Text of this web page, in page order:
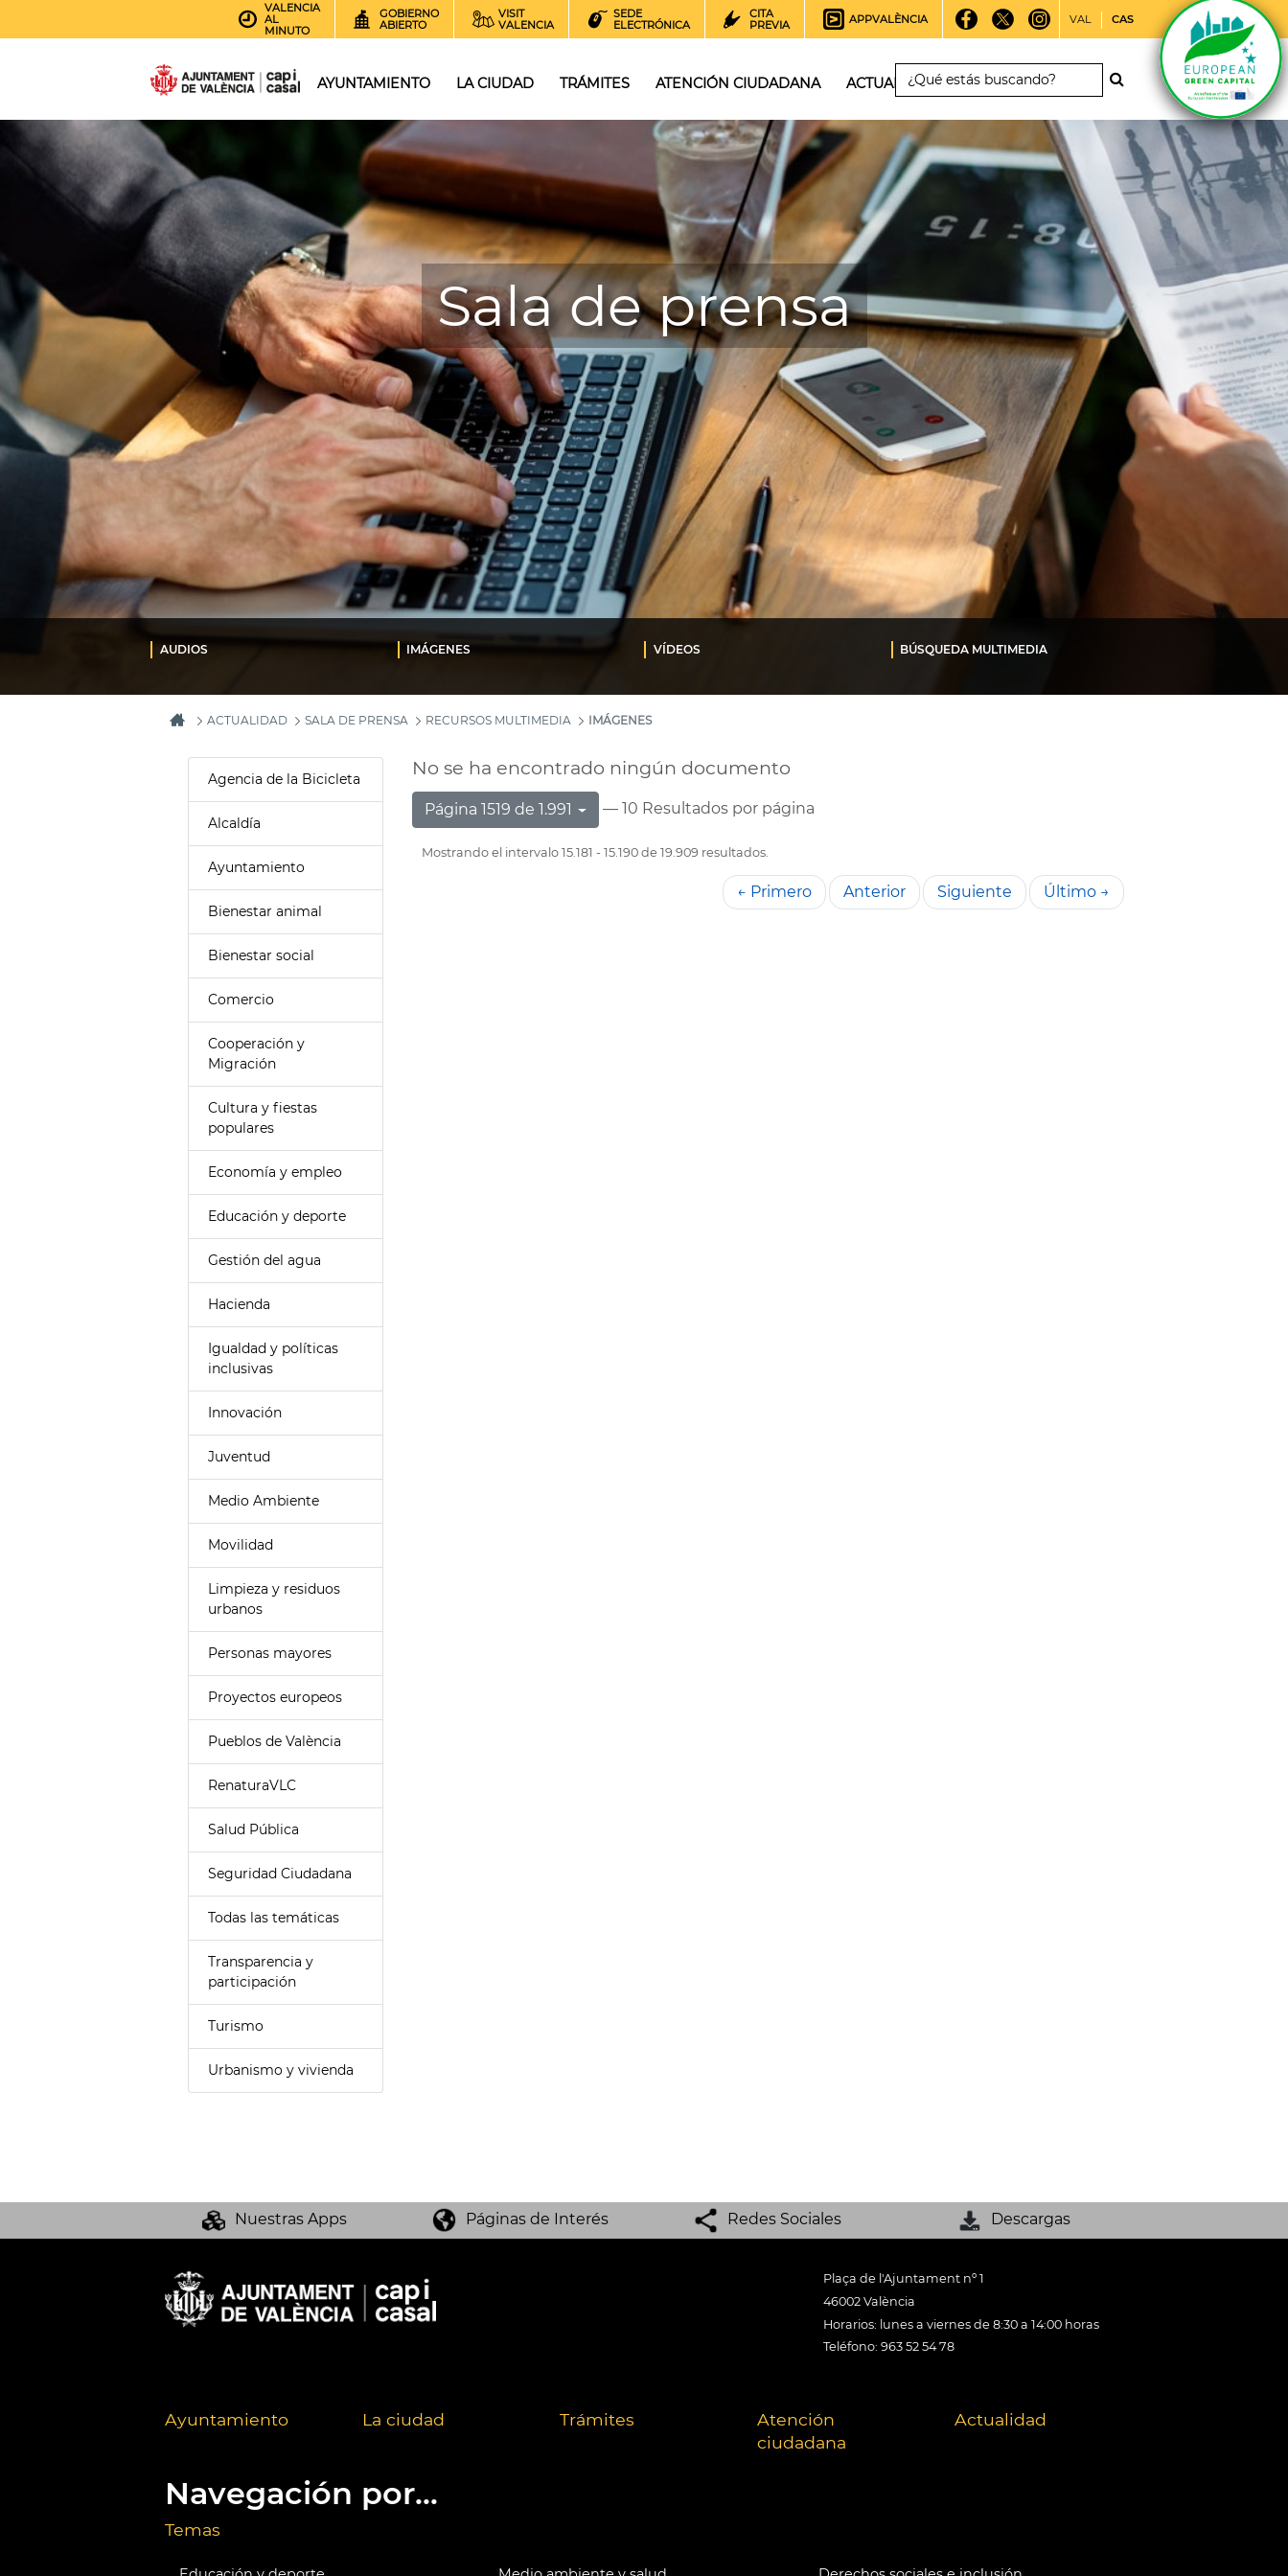
VALENCIA
AL
MINUTO
GOBIERNO
ABIERTO
VISIT
VALENCIA
SEDE
ELECTRÓNICA
CITA
PREVIA
APPVALÈNCIA VAL CAS
AYUNTAMIENTO LA CIUDAD TRÁMITES ATENCIÓN CIUDADANA ACTUALIDAD
Sala de prensa
AUDIOS IMÁGENES VÍDEOS BÚSQUEDA MULTIMEDIA
ACTUALIDAD SALA DE PRENSA RECURSOS MULTIMEDIA IMÁGENES
Agencia de la Bicicleta
Alcaldía
Ayuntamiento
Bienestar animal
Bienestar social
Comercio
Cooperación y
Migración
Cultura y fiestas
populares
Economía y empleo
Educación y deporte
Gestión del agua
Hacienda
Igualdad y políticas
inclusivas
Innovación
Juventud
Medio Ambiente
Movilidad
Limpieza y residuos
urbanos
Personas mayores
Proyectos europeos
Pueblos de València
RenaturaVLC
Salud Pública
Seguridad Ciudadana
Todas las temáticas
Transparencia y
participación
Turismo
Urbanismo y vivienda
No se ha encontrado ningún documento
Página 1519 de 1.991 — 10 Resultados por página
Mostrando el intervalo 15.181 - 15.190 de 19.909 resultados.
← Primero Anterior Siguiente Último →
Nuestras Apps Páginas de Interés Redes Sociales Descargas
Plaça de l'Ajuntament nº 1
46002 València
Horarios: lunes a viernes de 8:30 a 14:00 horas
Teléfono: 963 52 54 78
Ayuntamiento La ciudad Trámites
Atención
ciudadana
Actualidad
Navegación por...
Temas